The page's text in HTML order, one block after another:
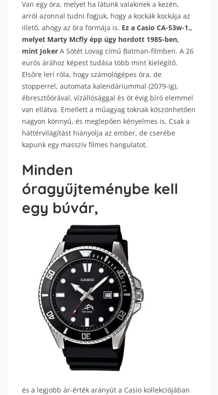
Van egy óra, melyet ha látunk valakinek a kezén,
arról azonnal tudni fogjuk, hogy a kockák kockája az
illető, ahogy az óra formája is. Ez a Casio CA-53w-1.,
melyet Marty Mcfly épp úgy hordott 1985-ben,
mint Joker A Sötét Lovag című Batman-filmben. A 26
eurós árához képest tudása több mint kielégítő.
Elsőre lerí róla, hogy számológépes óra, de
stopperrel, automata kalendáriummal (2079-ig),
ébresztőórával, vízállósággal és öt évig bíró elemmel
van ellátva. Emellett a műagyag toknak köszönhetően
nagyon könnyű, és meglepően kényelmes is. Csak a
háttérvilágítást hiányolja az ember, de cserébe
kapunk egy masszív filmes hangulatot.
Minden
óragyűjteménybe kell
egy búvár,
és a legjobb ár-érték arányút a Casio kollekciójában